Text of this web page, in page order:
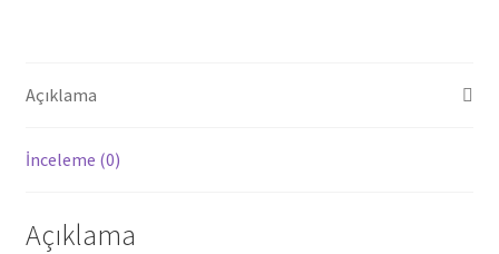
Açıklama
İnceleme (0)
Açıklama